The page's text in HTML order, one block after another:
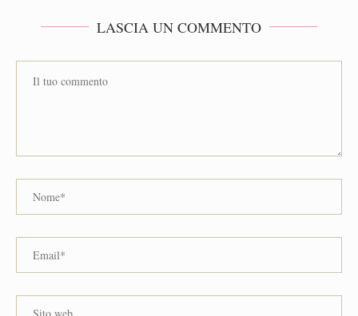
LASCIA UN COMMENTO